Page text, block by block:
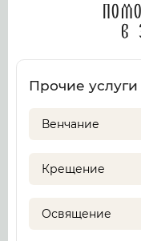
в
Прочие услуги
Венчание
Крещение
Освящение